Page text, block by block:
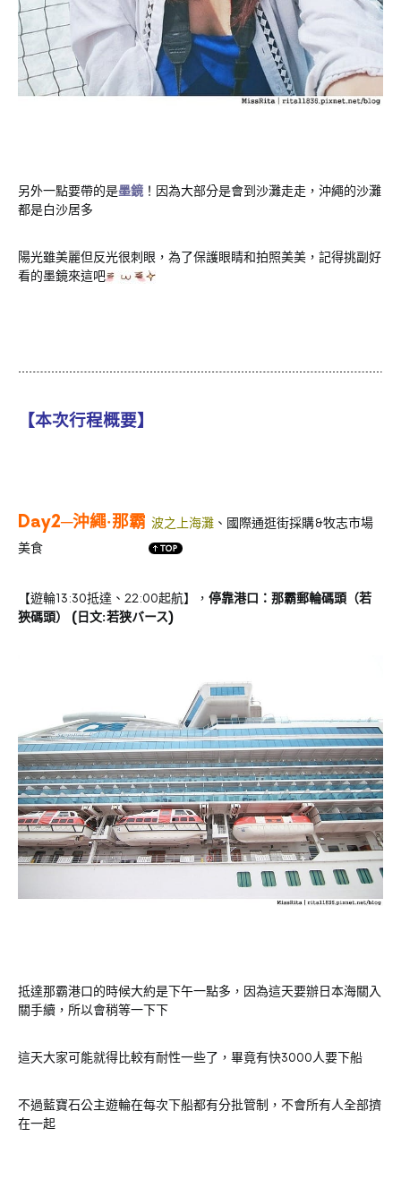
另外一點要帶的是墨鏡 ！因為大部分是會到沙灘走走，沖繩的沙灘
都是白沙居多
陽光雖美麗但反光很刺眼，為了保護眼睛和拍照美美，記得挑副好
看的墨鏡來這吧
【本次行程概要】
Day2─沖繩‧那霸 波之上海灘 、國際通逛街採購&牧志市場
美食
【遊輪13:30抵達、22:00起航】， 停靠港口：那霸郵輪碼頭（若
狹碼頭） (日文:若狭バース)
抵達那霸港口的時候大約是下午一點多，因為這天要辦日本海關入
關手續，所以會稍等一下下
這天大家可能就得比較有耐性一些了，畢竟有快3000人要下船
不過藍寶石公主遊輪在每次下船都有分批管制，不會所有人全部擠
在一起